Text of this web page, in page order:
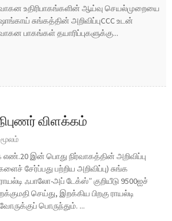
உதிரிபாகங்களின் ஆய்வு செயல்முறையை
சுங்கத்தின் அறிவிப்புCCC உடன்
பாகங்கள் தயாரிப்புகளுக்கு...
விளக்கம்
இன் பொது நிர்வாகத்தின் அறிவிப்பு
சேர்ப்பது பற்றிய அறிவிப்பு) சுங்க
ஃபாலோ-அப் டேக்ஸ்” குறியீடு 9500ஐச்
செய்து, இறக்கிய பிறகு ராயல்டி
பொருந்தும். ...